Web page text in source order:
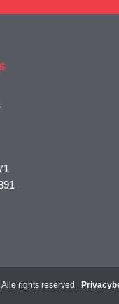
rights reserved |